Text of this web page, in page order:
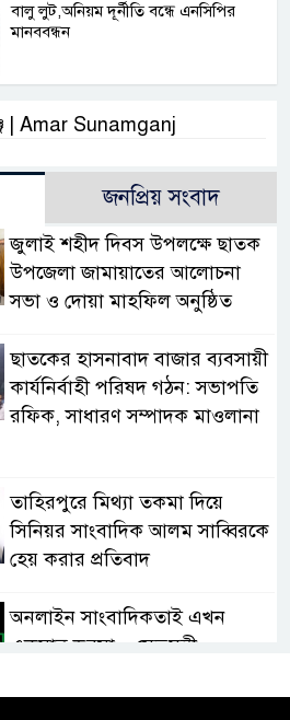
বালু লুট,অনিয়ম দূর্নীতি বন্ধে এনসিপির
মানববন্ধন
| Amar Sunamganj
জনপ্রিয় সংবাদ
জুলাই শহীদ দিবস উপলক্ষে ছাতক
উপজেলা জামায়াতের আলোচনা
সভা ও দোয়া মাহফিল অনুষ্ঠিত
ছাতকের হাসনাবাদ বাজার ব্যবসায়ী
কার্যনির্বাহী পরিষদ গঠন: সভাপতি
রফিক, সাধারণ সম্পাদক মাওলানা
তাহিরপুরে মিথ্যা তকমা দিয়ে
সিনিয়র সাংবাদিক আলম সাব্বিরকে
হেয় করার প্রতিবাদ
অনলাইন সাংবাদিকতাই এখন
একমাত্র ভরসা – সেতুমন্ত্রী